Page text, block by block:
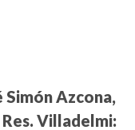
Azcona,
Villadelmi: